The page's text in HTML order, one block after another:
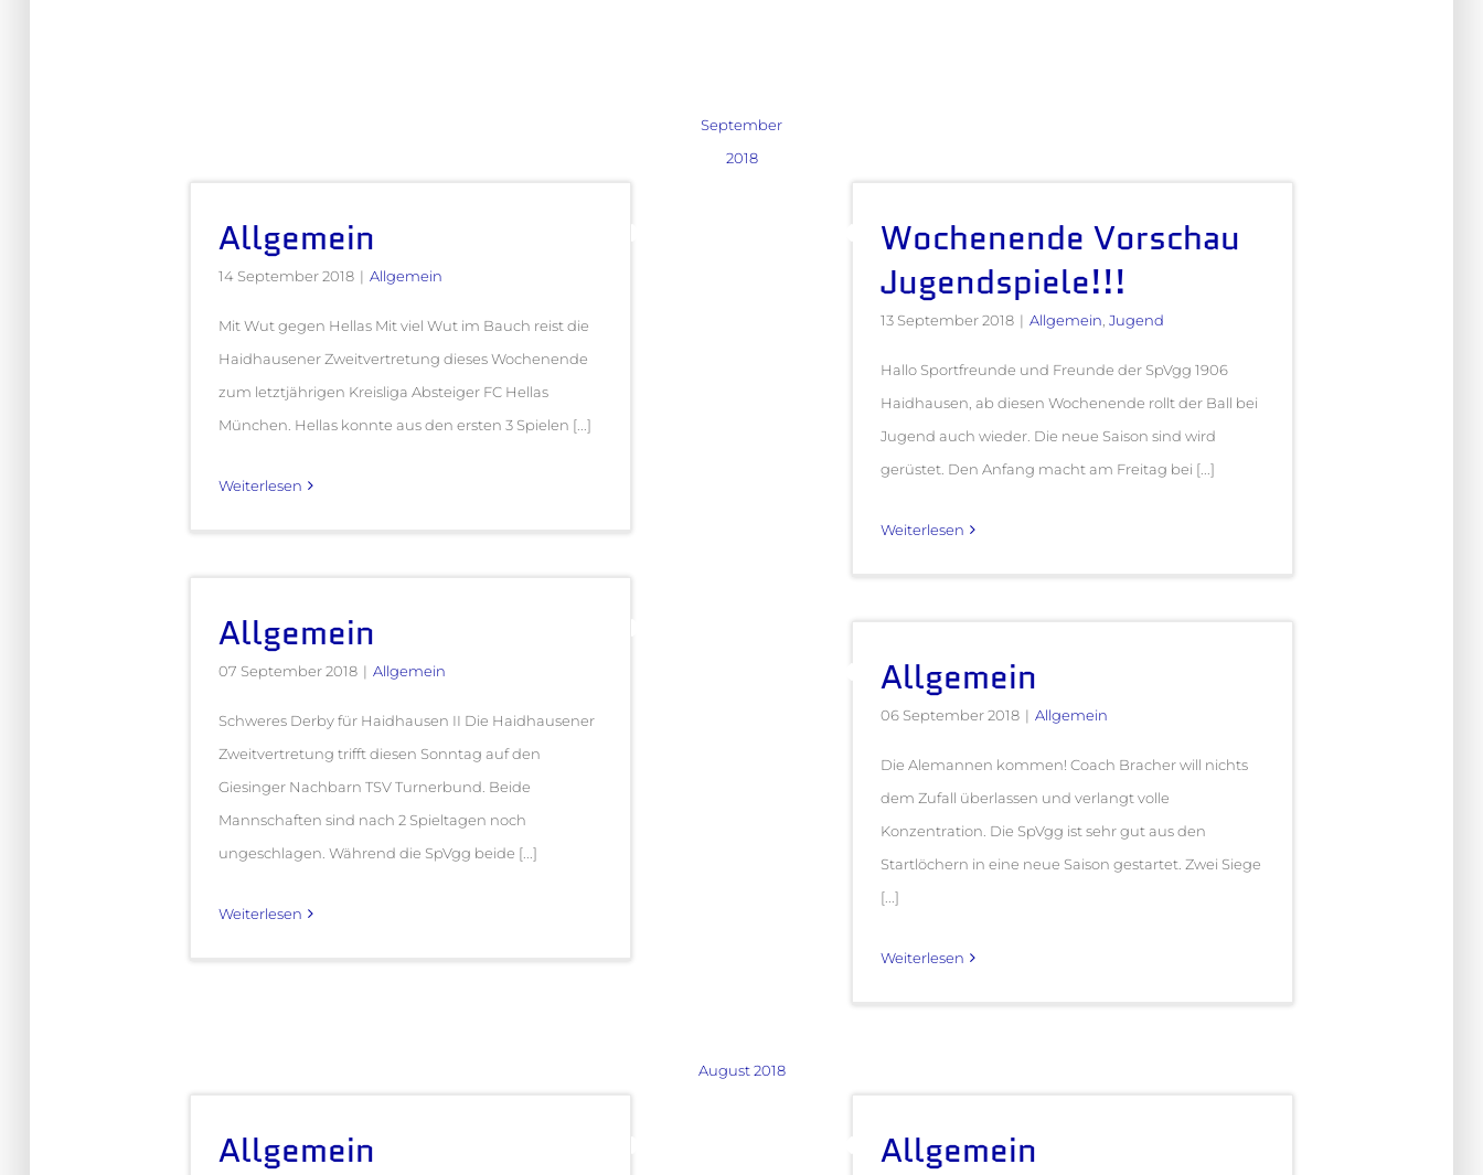
September
2018
Allgemein
14 September 2018 | Allgemein
Mit Wut gegen Hellas Mit viel Wut im Bauch reist die
Haidhausener Zweitvertretung dieses Wochenende
zum letztjährigen Kreisliga Absteiger FC Hellas
München. Hellas konnte aus den ersten 3 Spielen [...]
Weiterlesen
Wochenende Vorschau
Jugendspiele!!!
13 September 2018 | Allgemein Jugend
Hallo Sportfreunde und Freunde der SpVgg 1906
Haidhausen, ab diesen Wochenende rollt der Ball bei
Jugend auch wieder. Die neue Saison sind wird
gerüstet. Den Anfang macht am Freitag bei [...]
Weiterlesen
Allgemein
07 September 2018 | Allgemein
Schweres Derby für Haidhausen II Die Haidhausener
Zweitvertretung trifft diesen Sonntag auf den
Giesinger Nachbarn TSV Turnerbund. Beide
Mannschaften sind nach 2 Spieltagen noch
ungeschlagen. Während die SpVgg beide [...]
Weiterlesen
Allgemein
06 September 2018 | Allgemein
Die Alemannen kommen! Coach Bracher will nichts
dem Zufall überlassen und verlangt volle
Konzentration. Die SpVgg ist sehr gut aus den
Startlöchern in eine neue Saison gestartet. Zwei Siege
[...]
Weiterlesen
August 2018
Allgemein Allgemein